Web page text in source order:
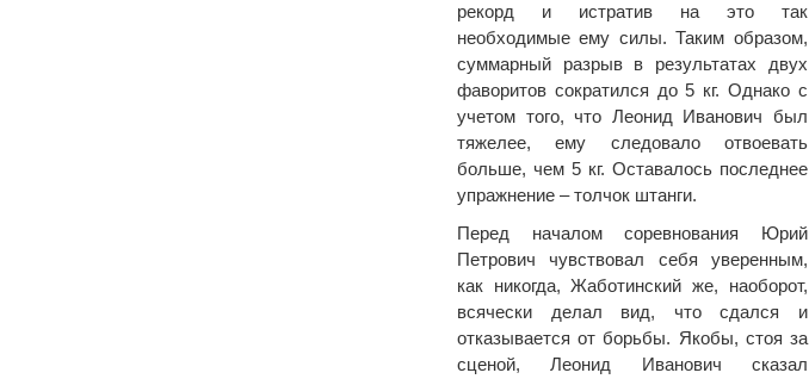
рекорд и истратив на это так
необходимые ему силы. Таким образом,
суммарный разрыв в результатах двух
фаворитов сократился до 5 кг. Однако с
учетом того, что Леонид Иванович был
тяжелее, ему следовало отвоевать
больше, чем 5 кг. Оставалось последнее
упражнение – толчок штанги.
Перед началом соревнования Юрий
Петрович чувствовал себя уверенным,
как никогда, Жаботинский же, наоборот,
всячески делал вид, что сдался и
отказывается от борьбы. Якобы, стоя за
сценой, Леонид Иванович сказал